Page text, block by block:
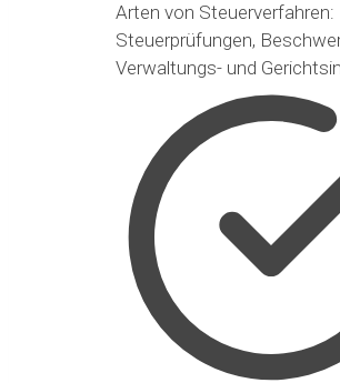
Arten von Steuerverfahren:
Steuerprüfungen,
Verwaltungs- und